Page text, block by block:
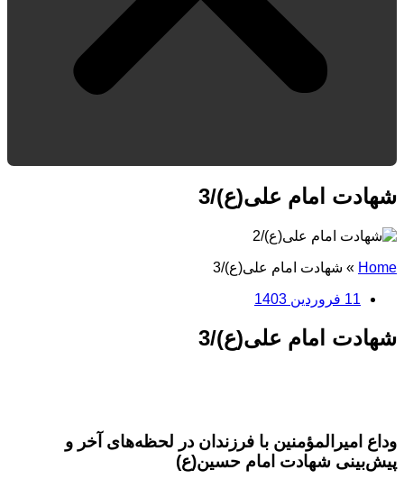
شهادت امام علی(ع)/3
Home
» شهادت امام علی(ع)/3
11 فروردین 1403
شهادت امام علی(ع)/3
وداع امیرالمؤمنین با فرزندان در لحظه‌های آخر و
پیش‌بینی شهادت امام حسین(ع)